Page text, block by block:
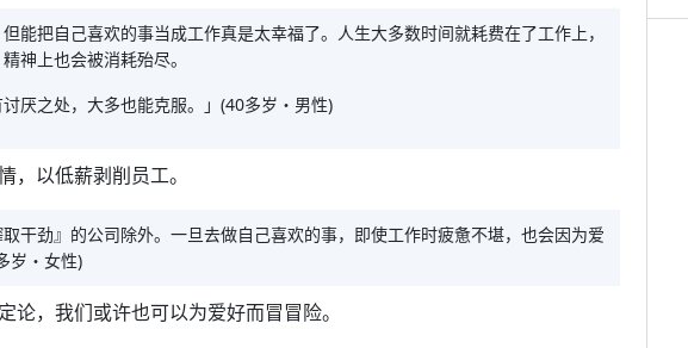
能把自己喜欢的事当成工作真是太幸福了。人生大多数时间就耗费在了工作上，
神上也会被消耗殆尽。
厌之处，大多也能克服。」(40多岁・男性)
，以低薪剥削员工。
取干劲』的公司除外。一旦去做自己喜欢的事，即使工作时疲惫不堪，也会因为爱
岁・女性)
论，我们或许也可以为爱好而冒冒险。